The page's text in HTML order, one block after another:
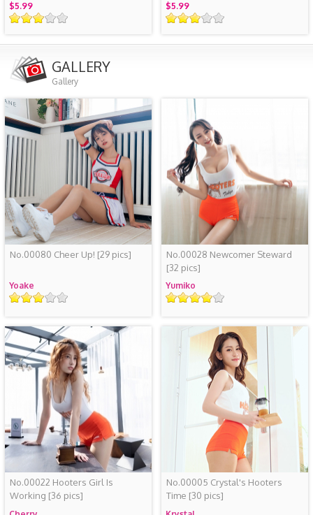
$5.99
$5.99
GALLERY
Gallery
No.00080 Cheer Up! [29 pics]
Yoake
レ
ィ
ン
グ
No.00028 Newcomer Steward
[32 pics]
Yumiko
レ
No.00022 Hooters Girl Is
Working [36 pics]
No.00005 Crystal's Hooters
Time [30 pics]